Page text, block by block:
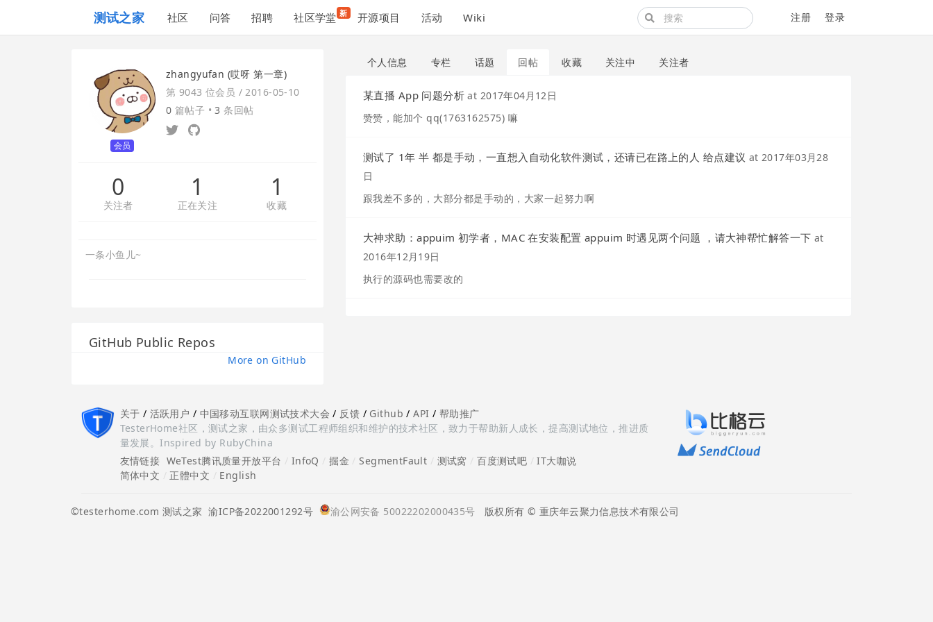
测试之家 社区 问答 招聘 社区学堂 新 开源项目 活动 Wiki 注册 登录
会员
zhangyufan (哎呀 第一章)
第 9043 位会员 /2016-05-10
0 篇帖子 •3 条回帖
0
关注者
1
正在关注
1
收藏
一条小鱼儿~
GitHub Public Repos
More on GitHub
个人信息 专栏 话题 回帖 收藏 关注中 关注者
某直播 App 问题分析 at 2017年04月12日
赞赞，能加个 qq(1763162575) 嘛
测试了 1年 半 都是手动，一直想入自动化软件测试，还请已在路上的人 给点建议 at2017年03月28
日
跟我差不多的，大部分都是手动的，大家一起努力啊
大神求助：appuim 初学者，MAC 在安装配置 appuim 时遇见两个问题 ，请大神帮忙解答一下 at
2016年12月19日
执行的源码也需要改的
关于 / 活跃用户 / 中国移动互联网测试技术大会 / 反馈 / Github /API / 帮助推广
TesterHome社区，测试之家，由众多测试工程师组织和维护的技术社区，致力于帮助新人成长，提高测试地位，推进质
量发展。Inspired by RubyChina
友情链接 WeTest腾讯质量开放平台 InfoQ /掘金 /SegmentFault 测试窝 /百度测试吧 /IT大咖说
简体中文
正體中文 English
©testerhome.com 测试之家 渝ICP备2022001292号 渝公网安备 50022202000435号 版权所有 © 重庆年云聚力信息技术有限公司